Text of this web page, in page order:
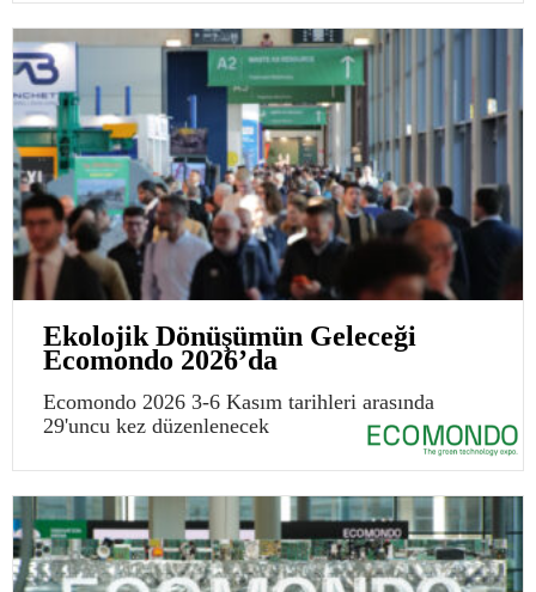
Ekolojik Dönüşümün Geleceği
Ecomondo 2026’da
Ecomondo 2026 3-6 Kasım tarihleri arasında
29'uncu kez düzenlenecek